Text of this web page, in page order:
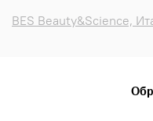
BES Beauty&Science,